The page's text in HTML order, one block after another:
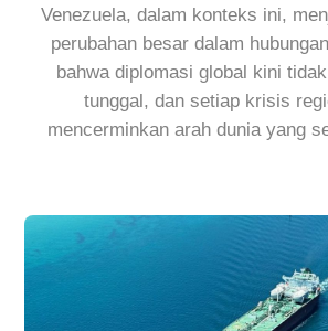
Venezuela, dalam konteks ini,
perubahan besar dalam
bahwa diplomasi global kini
tunggal, dan setiap krisis
mencerminkan arah dunia yang